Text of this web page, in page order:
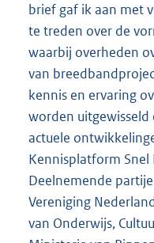
brief gaf ik aan met
te treden over de
waarbij overheden
van
kennis en ervaring
worden uitgewisseld
actuele
Kennisplatform
Deelnemende
Vereniging
van Onderwijs,